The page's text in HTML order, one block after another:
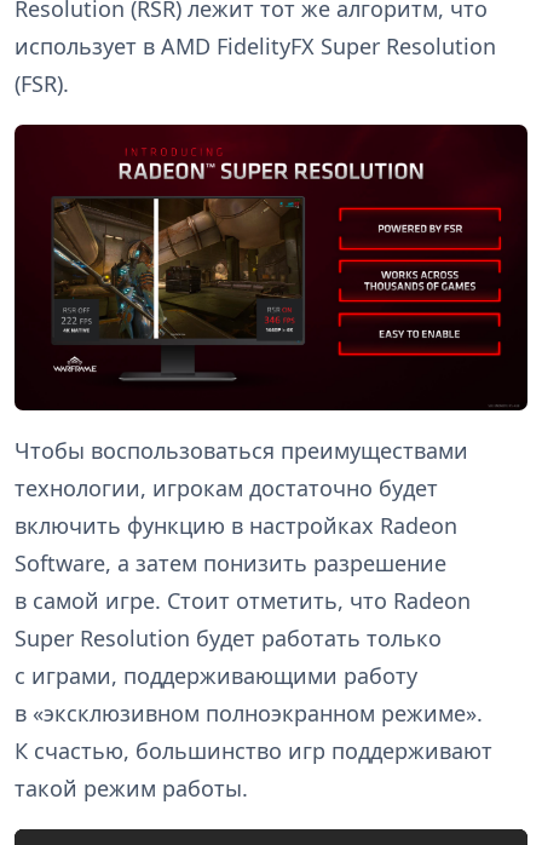
Resolution (RSR) лежит тот же алгоритм, что
использует в AMD FidelityFX Super Resolution
(FSR).
Чтобы воспользоваться преимуществами
технологии, игрокам достаточно будет
включить функцию в настройках Radeon
Software, а затем понизить разрешение
в самой игре. Стоит отметить, что Radeon
Super Resolution будет работать только
с играми, поддерживающими работу
в «эксклюзивном полноэкранном режиме».
К счастью, большинство игр поддерживают
такой режим работы.